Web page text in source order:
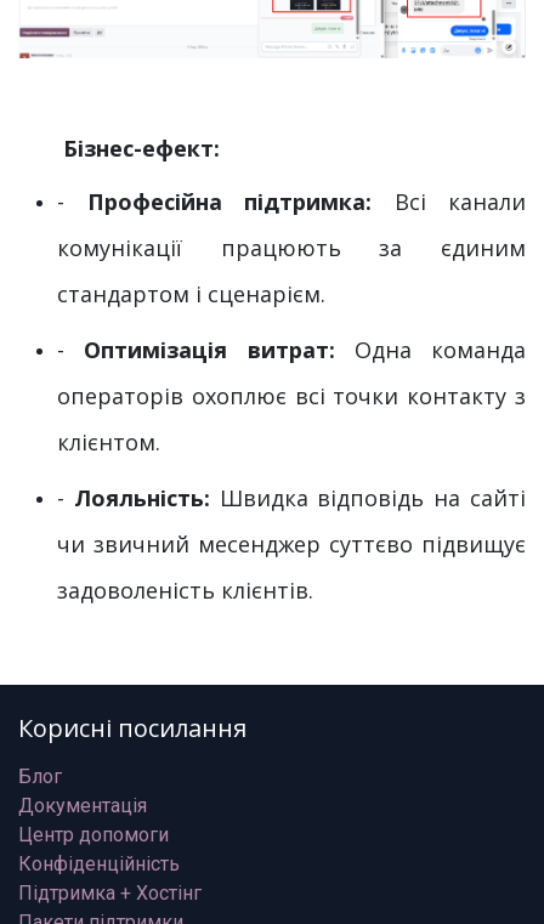
​Бізнес-ефект:
-
Професійна підтримка:
Всі канали
комунікації працюють за єдиним
стандартом і сценарієм.
- Оптимізація витрат: Одна команда
операторів охоплює всі точки контакту з
клієнтом.
- Лояльність: Швидка відповідь на сайті
чи звичний месенджер суттєво підвищує
задоволеність клієнтів.
Корисні посилання
Блог
Документація
Центр допомоги
Конфіденційність
Підтримка + Хостінг